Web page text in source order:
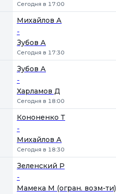
Сегодня в 17:00
Михайлов А
-
Зубов А
Сегодня в 17:30
Зубов А
-
Харламов Д
Сегодня в 18:00
Кононенко Т
-
Михайлов А
Сегодня в 18:30
Зеленский Р
-
Мамека М (огран. возм-ти)